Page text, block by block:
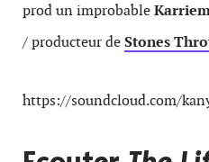
prod un improbable
/ producteur deStones
https://soundcloud.com/